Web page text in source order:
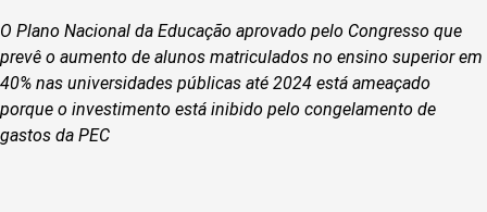
O Plano Nacional da Educação aprovado pelo Congresso que
prevê o aumento de alunos matriculados no ensino superior em
40% nas universidades públicas até 2024 está ameaçado
porque o investimento está inibido pelo congelamento de
gastos da PEC